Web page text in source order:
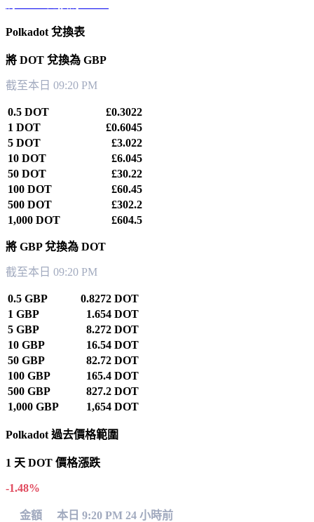
Polkadot 兌換表
將 DOT 兌換為 GBP
截至本日 09:20 PM
0.5 DOT
£0.3022
1 DOT
£0.6045
5 DOT
£3.022
10 DOT
£6.045
50 DOT
£30.22
100 DOT
£60.45
500 DOT
£302.2
1,000 DOT
£604.5
將 GBP 兌換為 DOT
截至本日 09:20 PM
0.5 GBP
0.8272 DOT
1 GBP
1.654 DOT
5 GBP
8.272 DOT
10 GBP
16.54 DOT
50 GBP
82.72 DOT
100 GBP
165.4 DOT
500 GBP
827.2 DOT
1,000 GBP
1,654 DOT
Polkadot 過去價格範圍
1 天 DOT 價格漲跌
-1.48%
金額 本日 9:20 PM 24 小時前